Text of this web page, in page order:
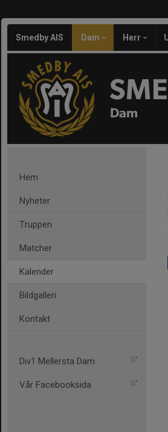
Smedby AIS Dam Herr
Dam
Hem
Nyheter
Truppen
Matcher
Kalender
Bildgalleri
Kontakt
Div1 Mellersta Dam
Vår Facebooksida